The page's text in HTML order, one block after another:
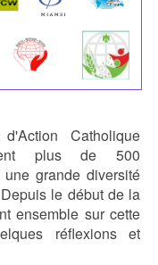
Catholique
plus de 500
grande diversité
le début de la
ensemble sur cette
réflexions et